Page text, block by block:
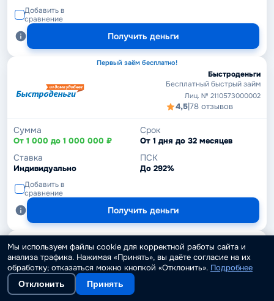
Добавить в
сравнение
Получить деньги
Первый заём бесплатно!
Быстроденьги
Бесплатный быстрый займ
Лиц. № 2110573000002
4,5|78 отзывов
Сумма
От 1 000 до 1 000 000 ₽
Срок
От 1 дня до 32 месяцев
Ставка
Индивидуально
ПСК
До 292%
Добавить в
сравнение
Получить деньги
Дополучкино
Заём без процентов
Лиц. № 1503322007247
Мы используем файлы cookie для корректной работы сайта и
анализа трафика. Нажимая «Принять», вы даёте согласие на их
обработку; отказаться можно кнопкой «Отклонить». Подробнее
Отклонить Принять